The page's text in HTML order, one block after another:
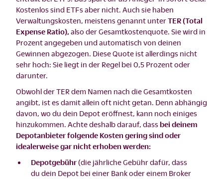
Kostenlos sind ETFs aber nicht. Auch sie haben
Verwaltungskosten, meistens genannt unterTER (Total
Expense Ratio), also der Gesamtkostenquote. Sie wird in
Prozent angegeben und automatisch von deinen
Gewinnen abgezogen. Diese Quote ist allerdings nicht
sehr hoch: Sie liegt in der Regel bei 0,5 Prozent oder
darunter.
Obwohl der TER dem Namen nach die Gesamtkosten
angibt, ist es damit allein oft nicht getan. Denn abhängig
davon, wo du dein Depot eröffnest, kann noch einiges
hinzukommen. Achte deshalb darauf, dass bei deinem
Depotanbieter folgende Kosten gering sind oder
idealerweise gar nicht erhoben werden:
Depotgebühr(die jährliche Gebühr dafür, dass
du dein Depot bei einer Bank oder einem Broker